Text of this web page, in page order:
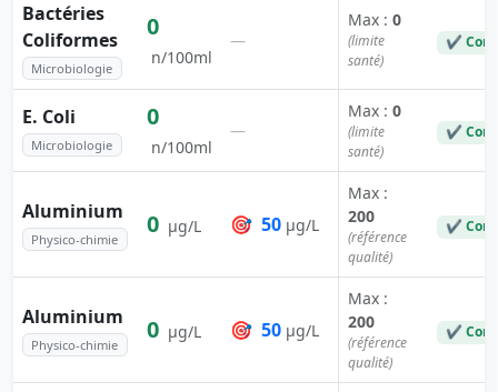
Bactéries
Coliformes
Microbiologie
0
n/100ml
—
Max : 0
(limite
santé)
✔
E. Coli
Microbiologie
0
n/100ml
—
Max : 0
(limite
santé)
✔
Aluminium
Physico-chimie
0 µg/L 🎯 50 µg/L
Max :
200
(référence
qualité)
✔
Aluminium
Physico-chimie
0 µg/L 🎯 50 µg/L
Max :
200
(référence
qualité)
✔